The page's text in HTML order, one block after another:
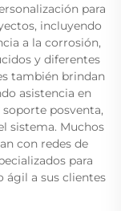
para
incluyendo
a la corrosión,
y diferentes
también brindan
asistencia en
posventa,
sistema. Muchos
con redes de
para
ágil a sus clientes